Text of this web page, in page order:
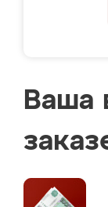
Ваша